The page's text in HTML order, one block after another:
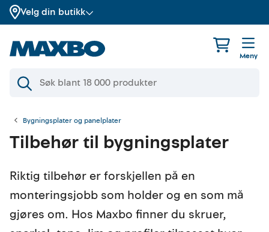
Velg din butikk
Meny
Bygningsplater og panelplater
Tilbehør til bygningsplater
Riktig tilbehør er forskjellen på en
monteringsjobb som holder og en som må
gjøres om. Hos Maxbo finner du skruer,